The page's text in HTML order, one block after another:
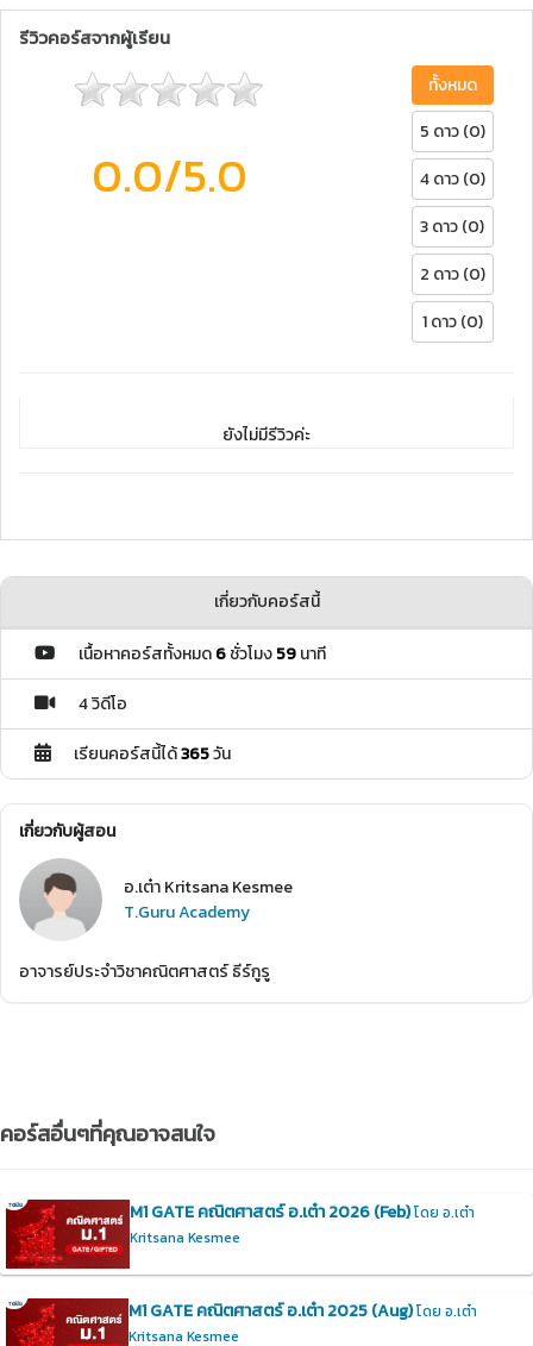
รีวิวคอร์สจากผู้เรียน
0.0/5.0
ทั้งหมด
5 ดาว (0)
4 ดาว (0)
3 ดาว (0)
2 ดาว (0)
1 ดาว (0)
ยังไม่มีรีวิวค่ะ
เกี่ยวกับคอร์สนี้
เนื้อหาคอร์สทั้งหมด6ชั่วโมง59นาที
4 วิดีโอ
เรียนคอร์สนี้ได้365วัน
เกี่ยวกับผู้สอน
อ.เต๋า Kritsana Kesmee
T.Guru Academy
อาจารย์ประจำวิชาคณิตศาสตร์ ธีร์กูรู
คอร์สอื่นๆที่คุณอาจสนใจ
M1 GATE คณิตศาสตร์ อ.เต๋า 2026 (Feb)โดย อ.เต๋า
Kritsana Kesmee
M1 GATE คณิตศาสตร์ อ.เต๋า 2025 (Aug)โดย อ.เต๋า
Kritsana Kesmee